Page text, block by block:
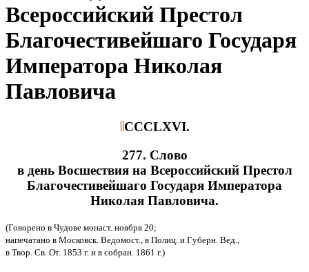
Всероссийский Престол
Благочестивейшаго Государя
Императора Николая
Павловича
CCCLXVI.
277. Слово
в день Восшествия на Всероссийский Престол
Благочестивейшаго Государя Императора
Николая Павловича.
(Говорено в Чудове монаст. ноября 20;
напечатано в Московск. Ведомост., в Полиц. и Губерн. Вед.,
в Твор. Св. От. 1853 г. и в собран. 1861 г.)